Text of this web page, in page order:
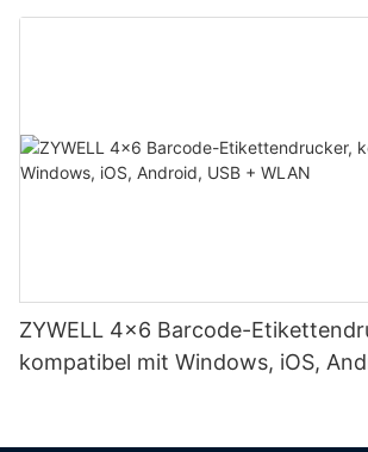
ZYWELL 4x6 Barcode-
kompatibel mit Windows, iOS,